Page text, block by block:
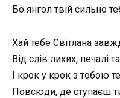
Бо янгол твій сильно
Хай тебе Світлана
Від слів лихих, печалі
І крок у крок з тобою
Повсюди, де ступаєш